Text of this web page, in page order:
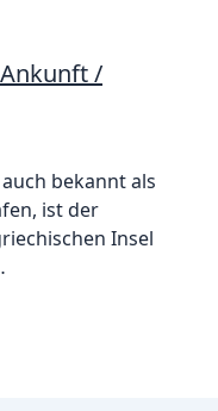
/
bekannt als
ist der
Insel